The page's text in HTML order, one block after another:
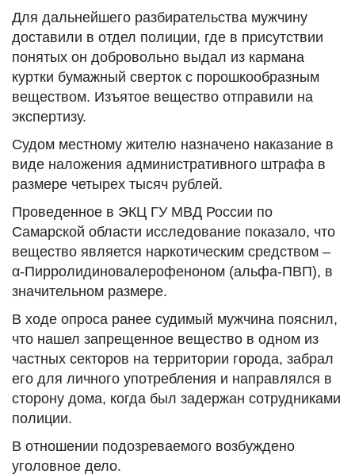
Для дальнейшего разбирательства мужчину
доставили в отдел полиции, где в присутствии
понятых он добровольно выдал из кармана
куртки бумажный сверток с порошкообразным
веществом. Изъятое вещество отправили на
экспертизу.
Судом местному жителю назначено наказание в
виде наложения административного штрафа в
размере четырех тысяч рублей.
Проведенное в ЭКЦ ГУ МВД России по
Самарской области исследование показало, что
вещество является наркотическим средством –
α-Пирролидиновалерофеноном (альфа-ПВП), в
значительном размере.
В ходе опроса ранее судимый мужчина пояснил,
что нашел запрещенное вещество в одном из
частных секторов на территории города, забрал
его для личного употребления и направлялся в
сторону дома, когда был задержан сотрудниками
полиции.
В отношении подозреваемого возбуждено
уголовное дело.